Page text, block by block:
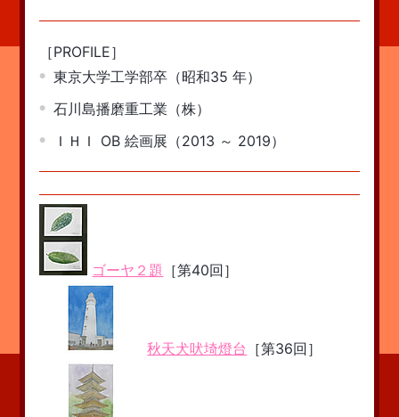
［PROFILE］
東京大学工学部卒（昭和35 年）
石川島播磨重工業（株）
ＩＨＩ OB 絵画展（2013 ～ 2019）
ゴーヤ２題 ［第40回］
秋天犬吠埼燈台 ［第36回］